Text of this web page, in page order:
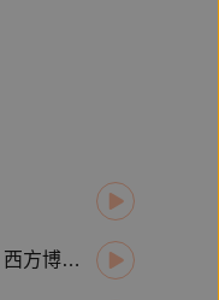
EP01｜螢火蟲有自己的歷史嗎？西方博物學的故事